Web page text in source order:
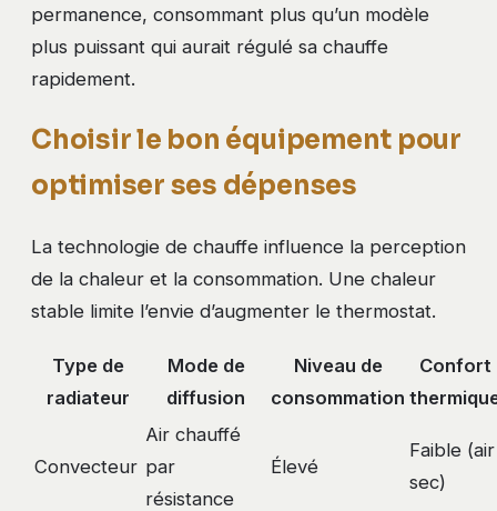
permanence, consommant plus qu’un modèle
plus puissant qui aurait régulé sa chauffe
rapidement.
Choisir le bon équipement pour
optimiser ses dépenses
La technologie de chauffe influence la perception
de la chaleur et la consommation. Une chaleur
stable limite l’envie d’augmenter le thermostat.
Type de
radiateur
Mode de
diffusion
Niveau de
consommation
Confort
Convecteur
Air chauffé
par
résistance
Élevé
Faible (air
sec)